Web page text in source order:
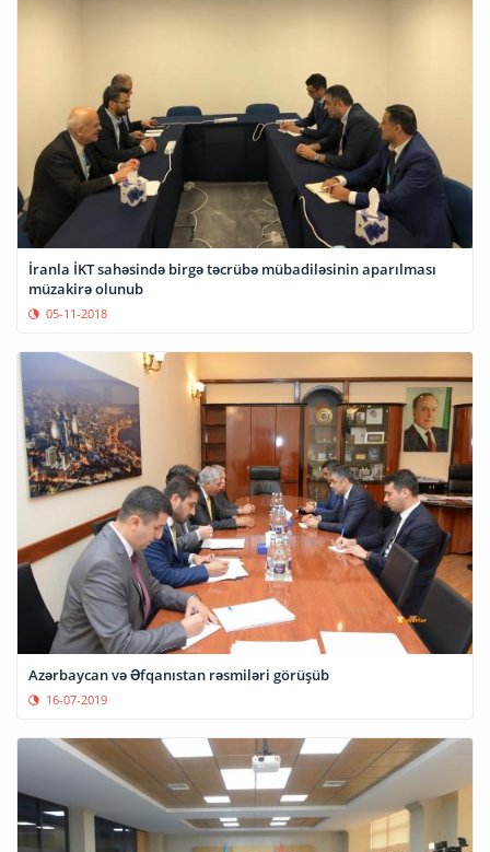
İranla İKT sahəsində birgə təcrübə mübadiləsinin aparılması
müzakirə olunub
05-11-2018
Azərbaycan və Əfqanıstan rəsmiləri görüşüb
16-07-2019